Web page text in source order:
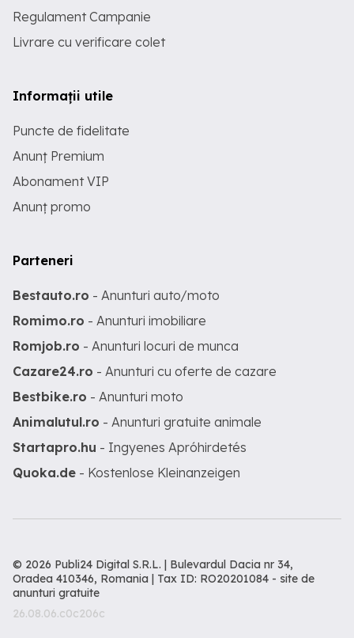
Regulament Campanie
Livrare cu verificare colet
Informații utile
Puncte de fidelitate
Anunț Premium
Abonament VIP
Anunț promo
Parteneri
Bestauto.ro - Anunturi auto/moto
Romimo.ro - Anunturi imobiliare
Romjob.ro - Anunturi locuri de munca
Cazare24.ro - Anunturi cu oferte de cazare
Bestbike.ro - Anunturi moto
Animalutul.ro - Anunturi gratuite animale
Startapro.hu - Ingyenes Apróhirdetés
Quoka.de - Kostenlose Kleinanzeigen
© 2026 Publi24 Digital S.R.L. | Bulevardul Dacia nr 34,
Oradea 410346, Romania | Tax ID: RO20201084 - site de
anunturi gratuite
26.08.06.c0c206c